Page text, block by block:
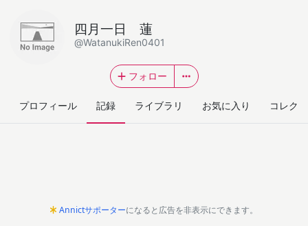
四月一日 蓮
@WatanukiRen0401
フォロー
プロフィール 記録 ライブラリ お気に入り コレク
Annictサポーターになると広告を非表示にできます。